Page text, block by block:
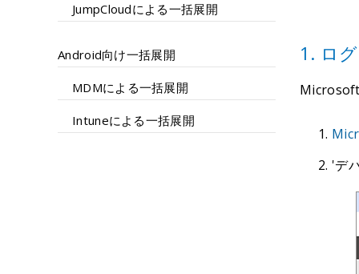
JumpCloudによる一括展開
Android向け一括展開
MDMによる一括展開
Intuneによる一括展開
1. ロ
Microsoft
'デ